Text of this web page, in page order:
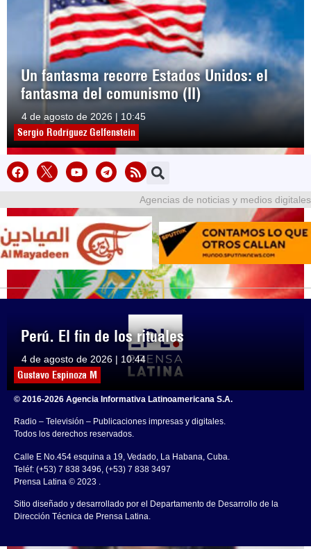
Un fantasma recorre Estados Unidos: el
fantasma del comunismo (II)
4 de agosto de 2026 | 10:45
Sergio Rodríguez Gelfenstein
Perú. El fin de los rituales
4 de agosto de 2026 | 10:44
Gustavo Espinoza M
Agencias de noticias y medios digitales
© 2016-2026 Agencia Informativa Latinoamericana S.A.
Radio – Televisión – Publicaciones impresas y digitales.
Todos los derechos reservados.
Calle E No.454 esquina a 19, Vedado, La Habana, Cuba.
Teléf: (+53) 7 838 3496, (+53) 7 838 3497
Prensa Latina © 2023 .
Sitio diseñado y desarrollado por el Departamento de Desarrollo de la
Dirección Técnica de Prensa Latina.